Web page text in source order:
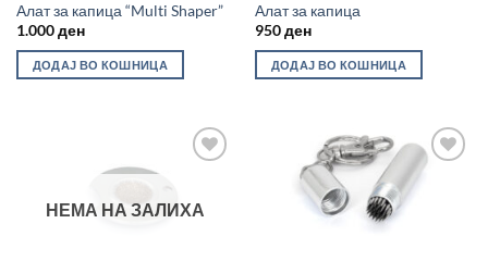
Алат за капица “Multi Shaper”
1.000ден
ДОДАЈ ВО КОШНИЦА
Алат за капица
950ден
ДОДАЈ ВО КОШНИЦА
НЕМА НА ЗАЛИХА
желботека